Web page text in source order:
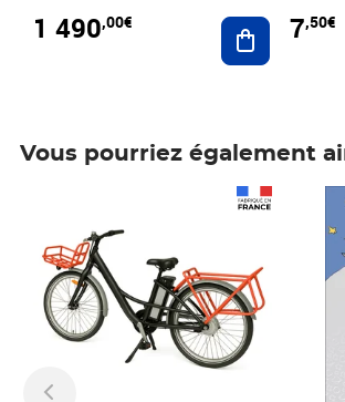
1 490,00€ Ajouter au
7,50€
Vous pourriez également
Prix